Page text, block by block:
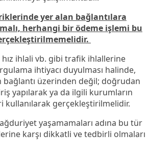
yer alan bağlantılara
herhangi bir ödeme işlemi bu
ihlali vb. gibi trafik ihlallerine
ihtiyacı duyulması halinde,
bağlantı üzerinden değil; doğrudan
yapılarak ya da ilgili kurumların
kullanılarak gerçekleştirilmelidir.
yaşamamaları adın​​a bu tür
karşı dikkatli ve tedbirli olmaları